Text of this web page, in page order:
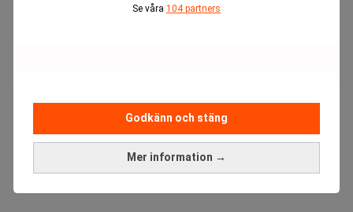
Se våra 104 partners
Mer information →
Godkänn och stäng